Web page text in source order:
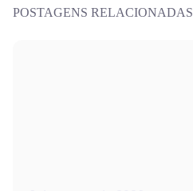
POSTAGENS RELACIONADAS